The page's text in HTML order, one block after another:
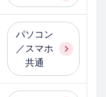
パソコン
／スマホ
共通